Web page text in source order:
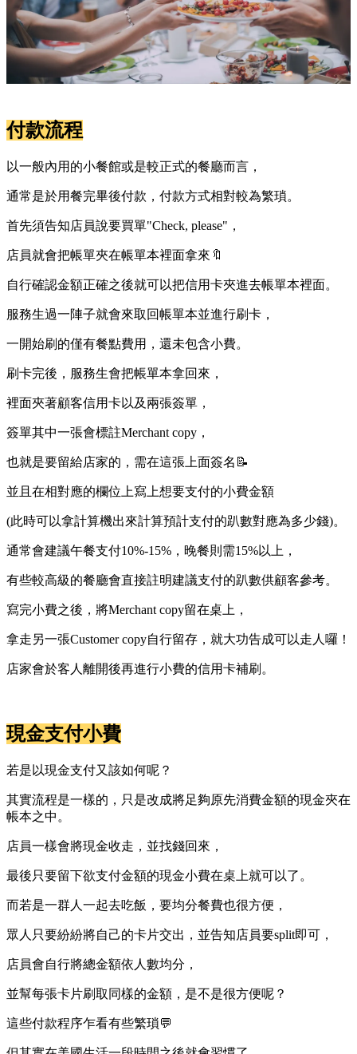
付款流程
以一般內用的小餐館或是較正式的餐廳而言，
通常是於用餐完畢後付款，付款方式相對較為繁瑣。
首先須告知店員說要買單"Check, please"，
店員就會把帳單夾在帳單本裡面拿來🔖
自行確認金額正確之後就可以把信用卡夾進去帳單本裡面。
服務生過一陣子就會來取回帳單本並進行刷卡，
一開始刷的僅有餐點費用，還未包含小費。
刷卡完後，服務生會把帳單本拿回來，
裡面夾著顧客信用卡以及兩張簽單，
簽單其中一張會標註Merchant copy，
也就是要留給店家的，需在這張上面簽名📝
並且在相對應的欄位上寫上想要支付的小費金額
(此時可以拿計算機出來計算預計支付的趴數對應為多少錢)。
通常會建議午餐支付10%-15%，晚餐則需15%以上，
有些較高級的餐廳會直接註明建議支付的趴數供顧客參考。
寫完小費之後，將Merchant copy留在桌上，
拿走另一張Customer copy自行留存，就大功告成可以走人囉！
店家會於客人離開後再進行小費的信用卡補刷。
現金支付小費
若是以現金支付又該如何呢？
其實流程是一樣的，只是改成將足夠原先消費金額的現金夾在
帳本之中。
店員一樣會將現金收走，並找錢回來，
最後只要留下欲支付金額的現金小費在桌上就可以了。
而若是一群人一起去吃飯，要均分餐費也很方便，
眾人只要紛紛將自己的卡片交出，並告知店員要split即可，
店員會自行將總金額依人數均分，
並幫每張卡片刷取同樣的金額，是不是很方便呢？
這些付款程序乍看有些繁瑣💬